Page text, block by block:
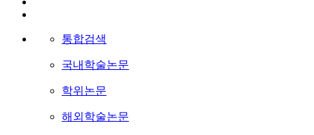
통합검색
국내학술논문
학위논문
해외학술논문